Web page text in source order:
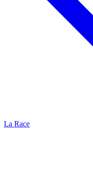
La Race